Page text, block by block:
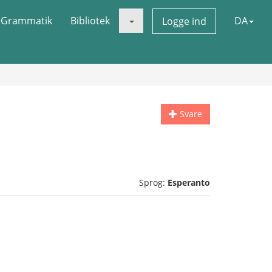
Grammatik Bibliotek Logge ind DA
Svare
Sprog: Esperanto